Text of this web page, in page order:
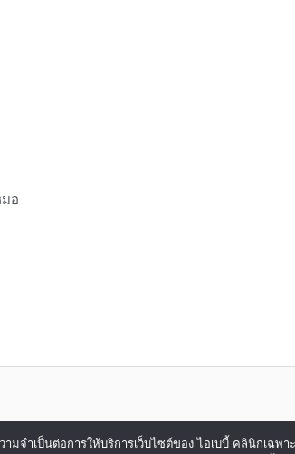
อ
มจำเป็นต่อการให้บริการเว็บไซต์ของ ไอเบบี้ คลินิกเฉพ